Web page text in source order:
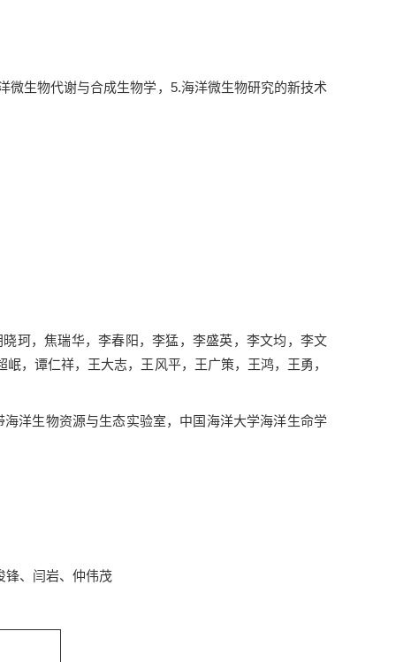
微生物代谢与合成生物学，5.海洋微生物研究的新技术
珂，焦瑞华，李春阳，李猛，李盛英，李文均，李文
，谭仁祥，王大志，王风平，王广策，王鸿，王勇，
洋生物资源与生态实验室，中国海洋大学海洋生命学
锋、闫岩、仲伟茂